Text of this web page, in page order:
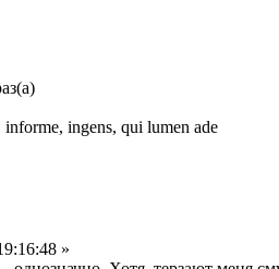
ingens, qui lumen ade
»